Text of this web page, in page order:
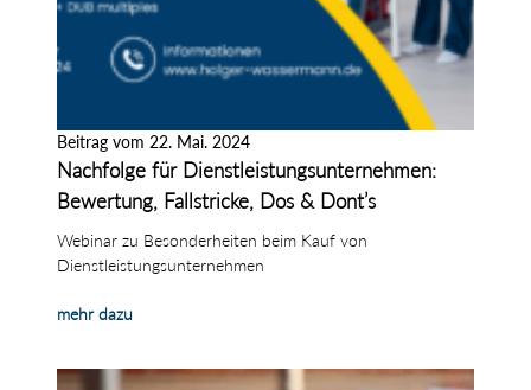
Beitrag vom 22. Mai. 2024
Nachfolge für Dienstleistungsunternehmen:
Bewertung, Fallstricke, Dos & Dont’s
Webinar zu Besonderheiten beim Kauf von
Dienstleistungsunternehmen
mehr dazu